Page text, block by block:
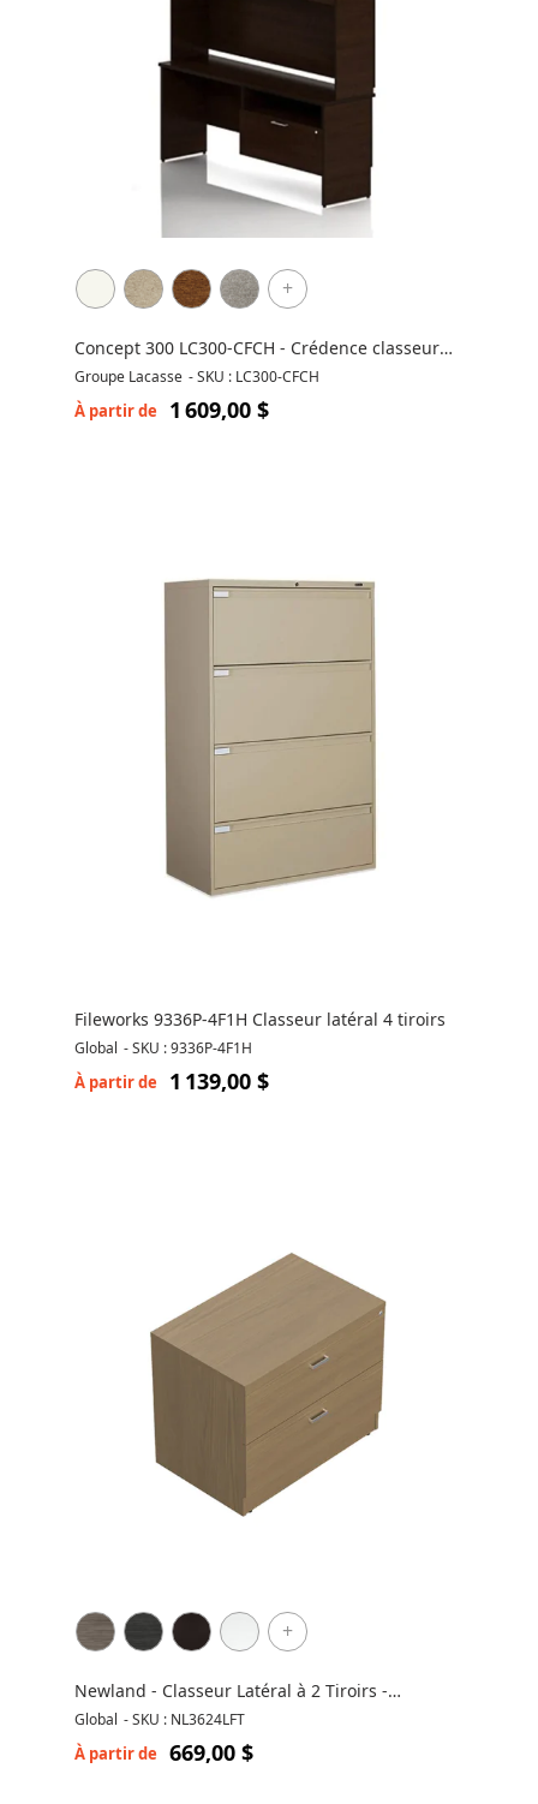
+
Concept 300 LC300-CFCH - Crédence classeur
latéral et hûche
Groupe Lacasse -SKU : LC300-CFCH
À partir de 1 609,00 $
Fileworks 9336P-4F1H Classeur latéral 4 tiroirs
Global -SKU : 9336P-4F1H
À partir de 1 139,00 $
+
Newland - Classeur Latéral à 2 Tiroirs -
NL3624LFT
Global -SKU : NL3624LFT
À partir de 669,00 $